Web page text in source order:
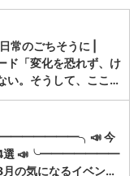
常のごちそうに |
ド「変化を恐れず、け
い。そうして、ここ…
今
ト4選 📣╰━━━━━━━
気になるイベン…